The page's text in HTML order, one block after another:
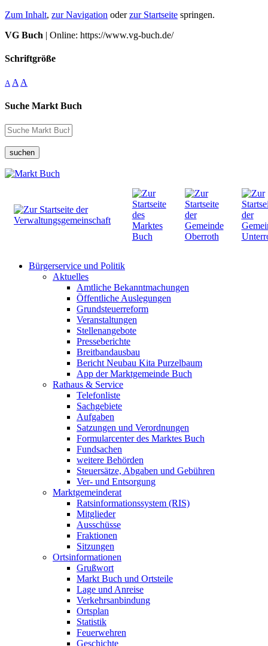
Zum Inhalt, zur Navigation oderzur Startseite springen.
VG Buch | Online: https://www.vg-buch.de/
Schriftgröße
A A A
Suche Markt Buch
suchen
Bürgerservice und Politik
Aktuelles
Amtliche Bekanntmachungen
Öffentliche Auslegungen
Grundsteuerreform
Veranstaltungen
Stellenangebote
Presseberichte
Breitbandausbau
Bericht Neubau Kita Purzelbaum
App der Marktgemeinde Buch
Rathaus & Service
Telefonliste
Sachgebiete
Aufgaben
Satzungen und Verordnungen
Formularcenter des Marktes Buch
Fundsachen
weitere Behörden
Steuersätze, Abgaben und Gebühren
Ver- und Entsorgung
Marktgemeinderat
Ratsinformationssystem (RIS)
Mitglieder
Ausschüsse
Fraktionen
Sitzungen
Ortsinformationen
Grußwort
Markt Buch und Ortsteile
Lage und Anreise
Verkehrsanbindung
Ortsplan
Statistik
Feuerwehren
Geschichte